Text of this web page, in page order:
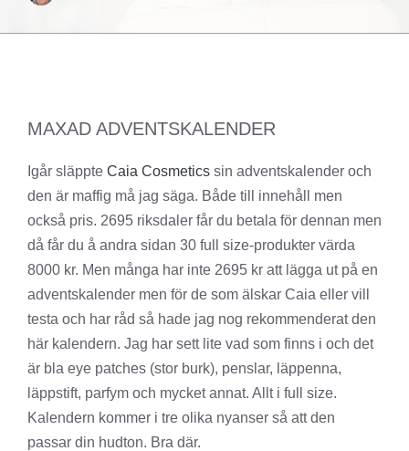
MAXAD ADVENTSKALENDER
Igår släppte Caia Cosmetics sin adventskalender och
den är maffig må jag säga. Både till innehåll men
också pris. 2695 riksdaler får du betala för dennan men
då får du å andra sidan 30 full size-produkter värda
8000 kr. Men många har inte 2695 kr att lägga ut på en
adventskalender men för de som älskar Caia eller vill
testa och har råd så hade jag nog rekommenderat den
här kalendern. Jag har sett lite vad som finns i och det
är bla eye patches (stor burk), penslar, läppenna,
läppstift, parfym och mycket annat. Allt i full size.
Kalendern kommer i tre olika nyanser så att den
passar din hudton. Bra där.